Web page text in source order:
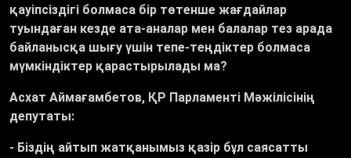
қауіпсіздігі болмаса бір төтенше жағдайлар
туындаған кезде ата-аналар мен балалар тез арада
байланысқа шығу үшін тепе-теңдіктер болмаса
мүмкіндіктер қарастырылады ма?
Асхат Аймағамбетов, ҚР Парламенті Мәжілісінің
депутаты:
- Біздің айтып жатқанымыз қазір бұл саясатты